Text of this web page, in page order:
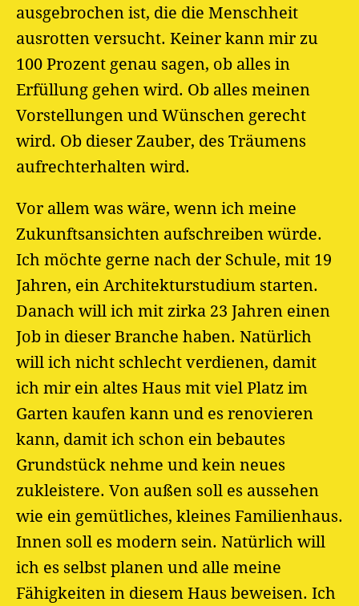
ausgebrochen ist, die die Menschheit
ausrotten versucht. Keiner kann mir zu
100 Prozent genau sagen, ob alles in
Erfüllung gehen wird. Ob alles meinen
Vorstellungen und Wünschen gerecht
wird. Ob dieser Zauber, des Träumens
aufrechterhalten wird.
Vor allem was wäre, wenn ich meine
Zukunftsansichten aufschreiben würde.
Ich möchte gerne nach der Schule, mit 19
Jahren, ein Architekturstudium starten.
Danach will ich mit zirka 23 Jahren einen
Job in dieser Branche haben. Natürlich
will ich nicht schlecht verdienen, damit
ich mir ein altes Haus mit viel Platz im
Garten kaufen kann und es renovieren
kann, damit ich schon ein bebautes
Grundstück nehme und kein neues
zukleistere. Von außen soll es aussehen
wie ein gemütliches, kleines Familienhaus.
Innen soll es modern sein. Natürlich will
ich es selbst planen und alle meine
Fähigkeiten in diesem Haus beweisen. Ich